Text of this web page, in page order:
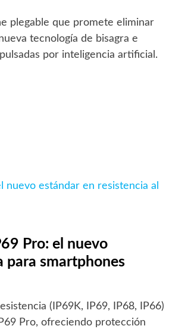
plegable que promete eliminar
tecnología de bisagra e
por inteligencia artificial.
Pro: el nuevo
para smartphones
(IP69K, IP69, IP68, IP66)
Pro, ofreciendo protección